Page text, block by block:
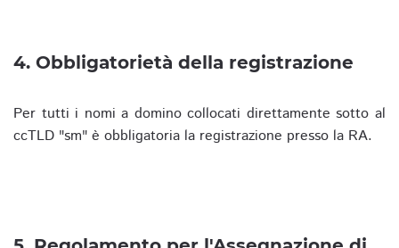
4. Obbligatorietà della registrazione
Per tutti i nomi a domino collocati direttamente sotto al
ccTLD "sm" è obbligatoria la registrazione presso la RA.